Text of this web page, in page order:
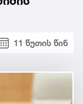
11 წუთის წინ